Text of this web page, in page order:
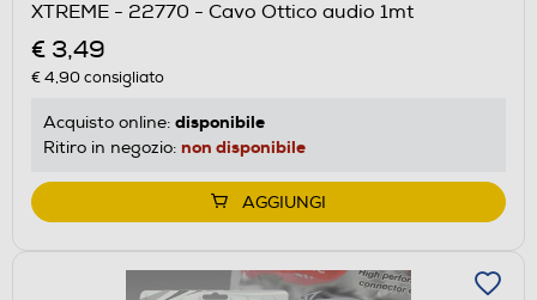
XTREME - 22770 - Cavo Ottico audio 1mt
€ 3,49
€ 4,90consigliato
Acquisto online: disponibile
Ritiro in negozio: non disponibile
AGGIUNGI